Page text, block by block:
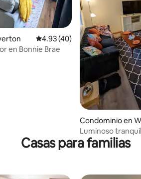
evaluacionesCalificación promedio: 4.93 de
4.93 (40)
en Bonnie Brae
Condominio en
eLuminoso
Casas para familias